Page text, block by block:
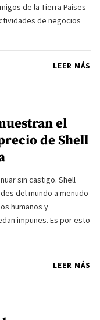
de la Tierra Países
de negocios
LEER MÁS
el
de Shell
sin castigo. Shell
del mundo a menudo
humanos y
impunes. Es por esto
LEER MÁS